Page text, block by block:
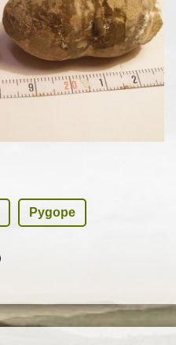
Pygope